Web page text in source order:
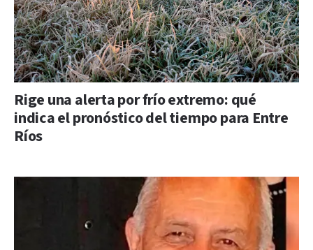
Rige una alerta por frío extremo: qué
indica el pronóstico del tiempo para Entre
Ríos